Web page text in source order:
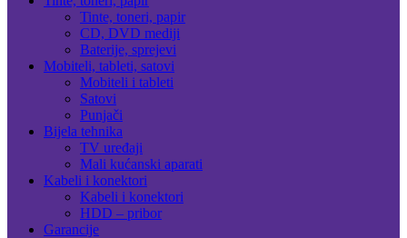
Tinte, toneri, papir
CD, DVD mediji
Baterije, sprejevi
Mobiteli, tableti, satovi
Mobiteli i tableti
Satovi
Punjači
Bijela tehnika
TV uređaji
Mali kućanski aparati
Kabeli i konektori
Kabeli i konektori
HDD – pribor
Garancije